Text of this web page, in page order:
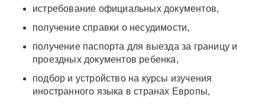
истребование официальных документов,
получение справки о несудимости,
получение паспорта для выезда за границу и
проездных документов ребенка,
подбор и устройство на курсы изучения
иностранного языка в странах Европы,